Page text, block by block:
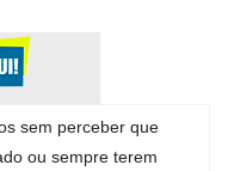
sem perceber que
ou sempre terem